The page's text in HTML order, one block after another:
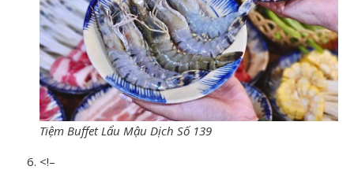
Tiệm Buffet Lẩu Mậu Dịch Số 139
<!–